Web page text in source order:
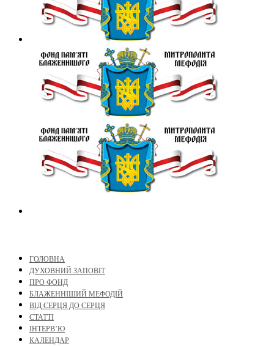
ГОЛОВНА
ДУХОВНИЙ ЗАПОВІТ
ПРО ФОНД
БЛАЖЕННІШИЙ МЕФОДІЙ
ВІД СЕРЦЯ ДО СЕРЦЯ
СТАТТІ
ІНТЕРВ’Ю
КАЛЕНДАР